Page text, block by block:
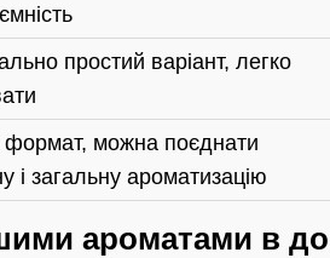
простий варіант, легко
формат, можна поєднати
і загальну ароматизацію
ароматами в